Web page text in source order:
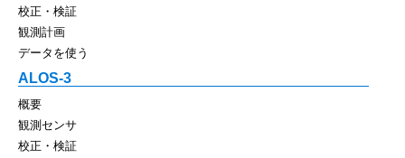
校正・検証
観測計画
データを使う
ALOS-3
概要
観測センサ
校正・検証